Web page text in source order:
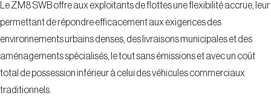
Le ZM8 SWB offre aux exploitants de flottes une flexibilité accrue, leur
permettant de répondre efficacement aux exigences des
environnements urbains denses, des livraisons municipales et des
aménagements spécialisés, le tout sans émissions et avec un coût
total de possession inférieur à celui des véhicules commerciaux
traditionnels.